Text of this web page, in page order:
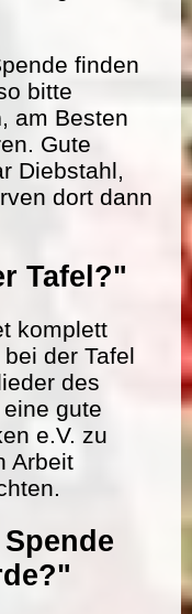
finden
bitte
, am Besten
Gute
Diebstahl,
dort dann
Tafel?"
komplett
der Tafel
des
gute
e.V. zu
Arbeit